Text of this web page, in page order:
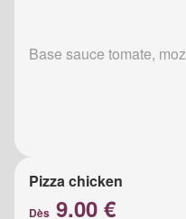
Base sauce tomate,
Pizza chicken
Dès 9.00 €